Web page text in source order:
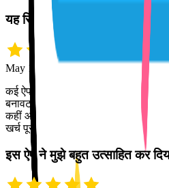
यह सिर्फ़ रटाती नहीं, भाषा की बनावट
May 10 · Eric K.
कई ऐप आज़माने के बाद, यही एकमात्र
बनावट सिखाता है — सिर्फ़ सधे हुए तोते
कहीं आगे। यह बाज़ार में बेजोड़, सबसे
खर्च पूरी तरह वसूल है।
इस ऐप ने मुझे बहुत उत्साहित कर